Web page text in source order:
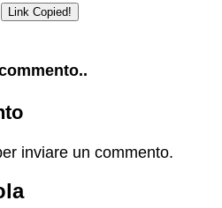
Link Copied!
inviare un commento.